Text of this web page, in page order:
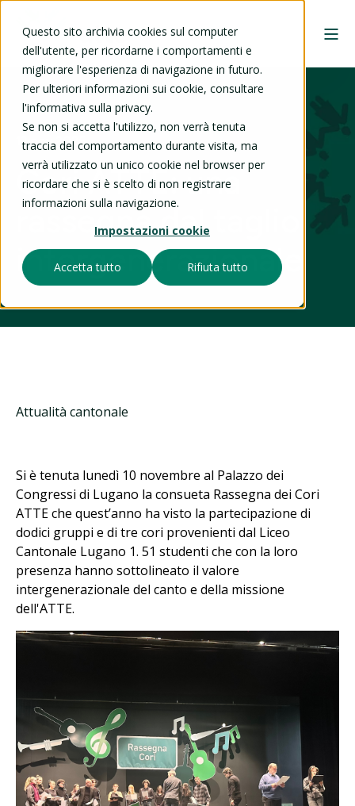
Questo sito archivia cookies sul computer
dell'utente, per ricordarne i comportamenti e
migliorare l'esperienza di navigazione in futuro.
Per ulteriori informazioni sui cookie, consultare
l'informativa sulla privacy.
Se non si accetta l'utilizzo, non verrà tenuta
traccia del comportamento durante visita, ma
verrà utilizzato un unico cookie nel browser per
ricordare che si è scelto di non registrare
informazioni sulla navigazione.
Impostazioni cookie
Accetta tutto Rifiuta tutto
13 nov 2025
Cori ATTE: una
rassegna dal taglio
intergenerazionale
Attualità cantonale
Si è tenuta lunedì 10 novembre al Palazzo dei
Congressi di Lugano la consueta Rassegna dei Cori
ATTE che quest’anno ha visto la partecipazione di
dodici gruppi e di tre cori provenienti dal Liceo
Cantonale Lugano 1. 51 studenti che con la loro
presenza hanno sottolineato il valore
intergenerazionale del canto e della missione
dell'ATTE.